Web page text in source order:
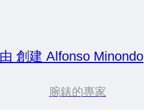
由 創建 Alfonso Minondo
腕錶的專家